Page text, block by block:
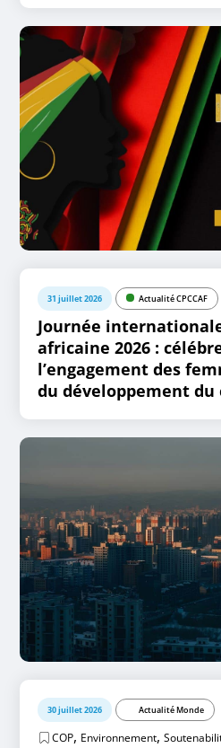
31 juillet 2026 Actualité CPCCAF
Journée
africaine 2026 :
l’engagement des
du développement
30 juillet 2026 Actualité Monde
COP, Environnement,